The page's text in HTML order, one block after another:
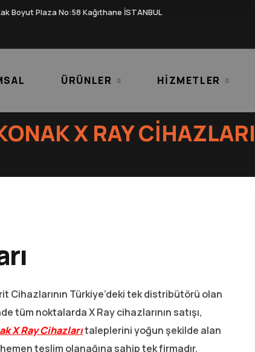
Boyut Plaza No:58 Kağıthane İSTANBUL
ÜRÜNLER HIZMETLER
X RAY CIHAZLARI
Cihazlarının Türkiye’deki tek distribütörü olan
tüm noktalarda X Ray cihazlarının satışı,
X Ray Cihazlarıtaleplerini yoğun şekilde alan
teslim olanağına sahip tek firmadır.